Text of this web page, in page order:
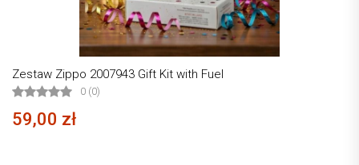
Zestaw Zippo 2007943 Gift Kit with Fuel
0 (0)
59,00 zł